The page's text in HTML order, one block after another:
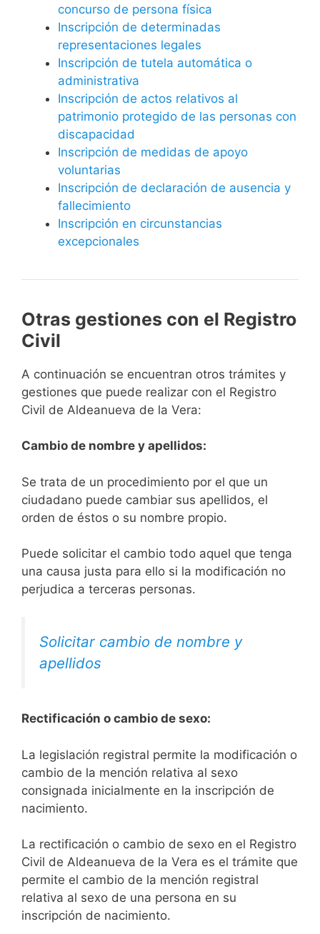
concurso de persona física
Inscripción de determinadas
representaciones legales
Inscripción de tutela automática o
administrativa
Inscripción de actos relativos al
patrimonio protegido de las personas con
discapacidad
Inscripción de medidas de apoyo
voluntarias
Inscripción de declaración de ausencia y
fallecimiento
Inscripción en circunstancias
excepcionales
Otras gestiones con el Registro
Civil
A continuación se encuentran otros trámites y
gestiones que puede realizar con el Registro
Civil de Aldeanueva de la Vera:
Cambio de nombre y apellidos:
Se trata de un procedimiento por el que un
ciudadano puede cambiar sus apellidos, el
orden de éstos o su nombre propio.
Puede solicitar el cambio todo aquel que tenga
una causa justa para ello si la modificación no
perjudica a terceras personas.
Solicitar cambio de nombre y
apellidos
Rectificación o cambio de sexo:
La legislación registral permite la modificación o
cambio de la mención relativa al sexo
consignada inicialmente en la inscripción de
nacimiento.
La rectificación o cambio de sexo en el Registro
Civil de Aldeanueva de la Vera es el trámite que
permite el cambio de la mención registral
relativa al sexo de una persona en su
inscripción de nacimiento.